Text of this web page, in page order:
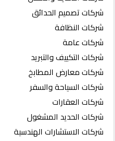
شركات تصميم الحدائق
شركات النظافة
شركات عامة
شركات التكييف والتبريد
شركات معارض المطابخ
شركات السياحة والسفر
شركات العقارات
شركات الحديد المشغول
شركات الاستشارات الهندسية